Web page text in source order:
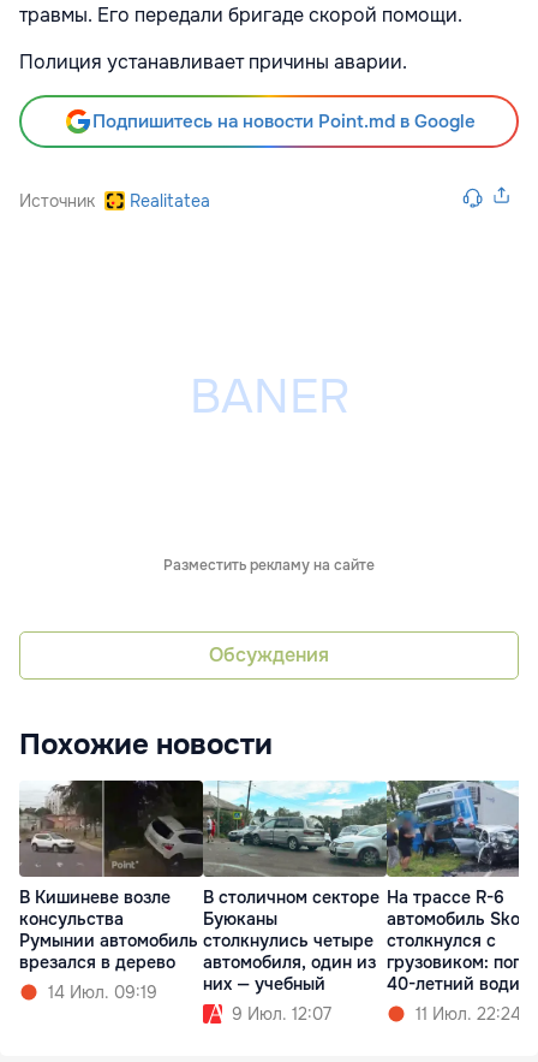
травмы. Его передали бригаде скорой помощи.
Полиция устанавливает причины аварии.
Подпишитесь на новости Point.md в Google
Источник Realitatea
Разместить рекламу на сайте
Обсуждения
Похожие новости
В Кишиневе возле
консульства
Румынии автомобиль
врезался в дерево
14 Июл. 09:19
В столичном секторе
Буюканы
столкнулись четыре
автомобиля, один из
них — учебный
9 Июл. 12:07
На трассе R-6
автомобиль
столкнулся с
грузовиком:
40-летний
11 Июл. 22:24